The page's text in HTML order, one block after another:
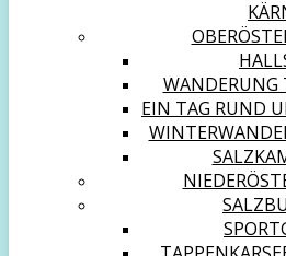
WANDERUNG
EIN TAG RUND